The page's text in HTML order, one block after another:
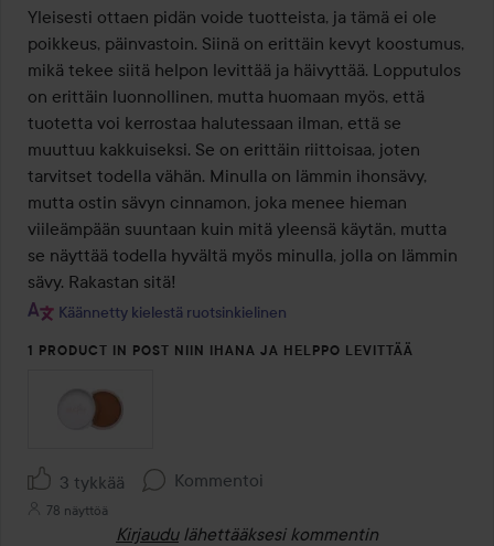
/
5
Yleisesti ottaen pidän voide tuotteista, ja tämä ei ole
poikkeus, päinvastoin. Siinä on erittäin kevyt koostumus,
mikä tekee siitä helpon levittää ja häivyttää. Lopputulos
on erittäin luonnollinen, mutta huomaan myös, että
tuotetta voi kerrostaa halutessaan ilman, että se
muuttuu kakkuiseksi. Se on erittäin riittoisaa, joten
tarvitset todella vähän. Minulla on lämmin ihonsävy,
mutta ostin sävyn cinnamon, joka menee hieman
viileämpään suuntaan kuin mitä yleensä käytän, mutta
se näyttää todella hyvältä myös minulla, jolla on lämmin
sävy. Rakastan sitä!
Käännetty kielestä ruotsinkielinen
1 PRODUCT IN POST NIIN IHANA JA HELPPO LEVITTÄÄ
3 tykkää Kommentoi
78 näyttöä
Kirjaudu lähettääksesi kommentin